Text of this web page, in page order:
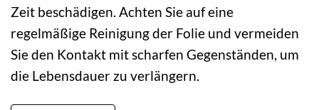
Zeit beschädigen. Achten Sie auf eine
regelmäßige Reinigung der Folie und vermeiden
Sie den Kontakt mit scharfen Gegenständen, um
die Lebensdauer zu verlängern.